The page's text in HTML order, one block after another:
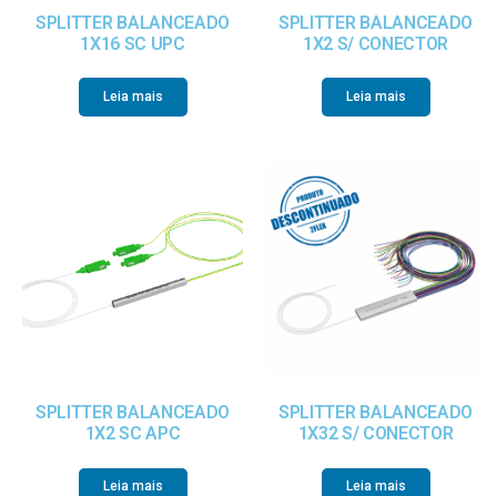
SPLITTER BALANCEADO
1X16 SC UPC
Leia mais
SPLITTER BALANCEADO
1X2 S/ CONECTOR
Leia mais
SPLITTER BALANCEADO
1X2 SC APC
Leia mais
SPLITTER BALANCEADO
1X32 S/ CONECTOR
Leia mais